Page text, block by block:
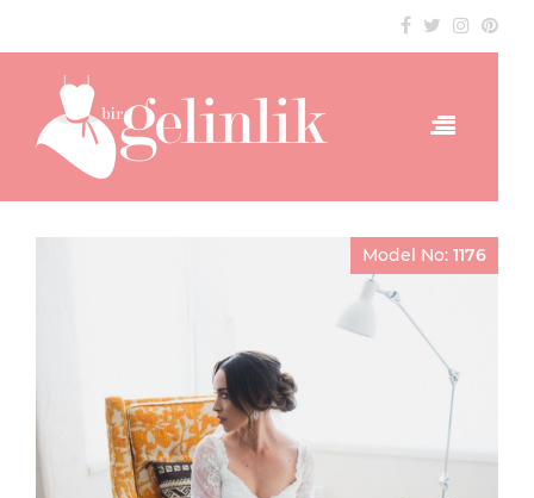
Model No: 1176